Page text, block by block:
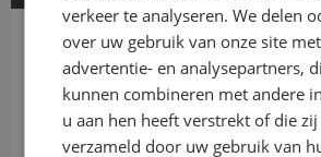
Peugeot Partner
1.5 BlueHDi 130PK L2 Automaat
Diesel Automaat 10.444 km
Asten
L2H1
verkeer te analyseren. We delen
over uw gebruik van onze site
advertentie- en analysepartners,
kunnen combineren met andere
u aan hen heeft verstrekt of die
verzameld door uw gebruik van